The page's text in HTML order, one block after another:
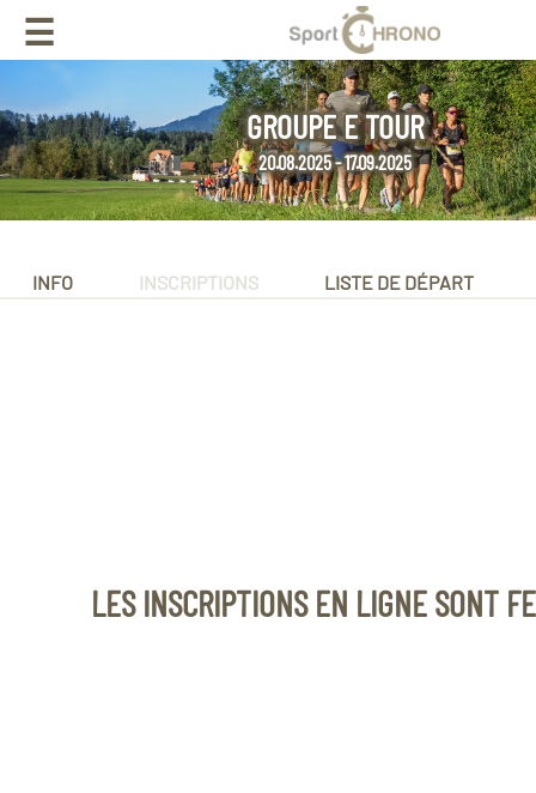
☰
GROUPE E TOUR
20.08.2025 - 17.09.2025
INFO INSCRIPTIONS LISTE DE DÉPART
LES INSCRIPTIONS EN LIGNE SONT